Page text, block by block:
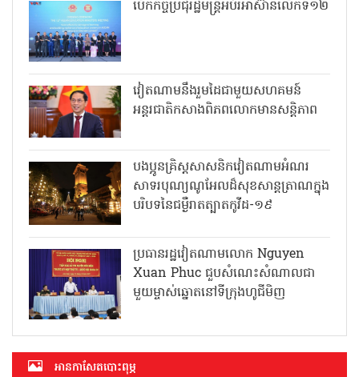
បើកកិច្ចប្រជុំរដ្ឋមន្ត្រីអប់រំអាស៊ានលើកទី១២
វៀតណាមនឹងរួមដៃជាមួយសហគមន៍
អន្តរជាតិកសាងពិភពលោកមានសន្តិភាព
បងប្អូនគ្រិស្តសាសនិកវៀតណាមអំណរ
សាទរបុណ្យណូអែលដ៏សុខសាន្តត្រាណក្នុង
បរិបទនៃជម្ងឺរាតត្បាតកូវីដ-១៩
ប្រធានរដ្ឋវៀតណាមលោក Nguyen
Xuan Phuc ជួបសំណេះសំណាលជា
មួយម្ចាស់ឆ្នោតនៅទីក្រុងហូជីមិញ
អាន​កាសែត​បោះពុម្ភ